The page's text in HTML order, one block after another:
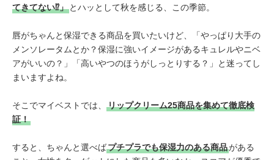
てきてない⁉」 とハッとして秋を感じる、この季節。
唇がちゃんと保湿できる商品を買いたいけど、「やっぱり大手の
メンソレータムとか？保湿に強いイメージがあるキュレルやニベ
アがいいの？」「高いやつのほうがしっとりする？」と迷ってし
まいますよね。
そこでマイベストでは、
リップクリーム25商品を集めて徹底検
証！
すると、ちゃんと選べばプチプラでも保湿力のある商品がある